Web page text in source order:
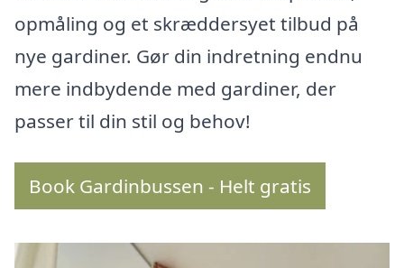
opmåling og et skræddersyet tilbud på
nye gardiner. Gør din indretning endnu
mere indbydende med gardiner, der
passer til din stil og behov!
Book Gardinbussen - Helt gratis